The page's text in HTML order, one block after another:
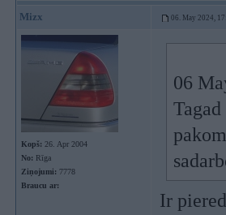
Mizx 06. May 2024,
Kopš: 26. Apr 2004
No: Rīga
Ziņojumi: 7778
Braucu ar:
06
Ir